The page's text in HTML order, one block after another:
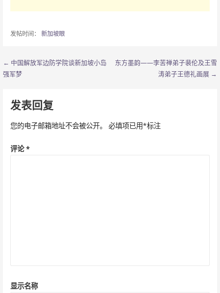
发帖时间： 新加坡眼
文
导
航
← 中国解放军边防学院谈新加坡小岛
强军梦
东方墨韵——李苦禅弟子裴伦及王雪
涛弟子王德礼画展 →
发表回复
您的电子邮箱地址不会被公开。 必填项已用*标注
评论*
显示名称